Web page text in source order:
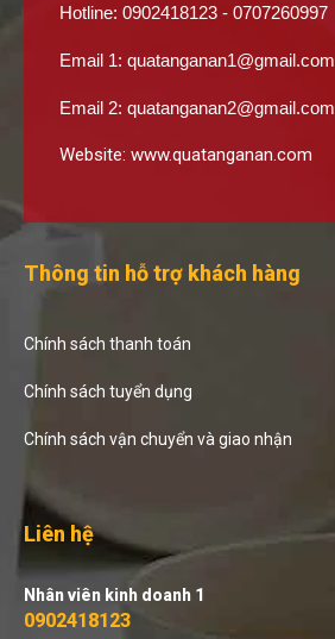
Hotline: 0902418123 - 0707260997
Email 1: quatanganan1@gmail.com
Email 2: quatanganan2@gmail.com
Website: www.quatanganan.com
Thông tin hỗ trợ khách hàng
Chính sách thanh toán
Chính sách tuyển dụng
Chính sách vận chuyển và giao nhận
Liên hệ
Nhân viên kinh doanh 1
0902418123